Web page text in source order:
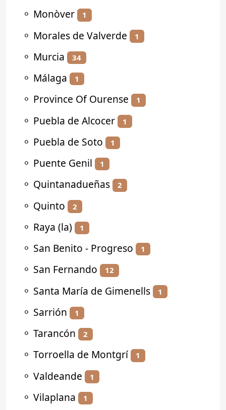
⚬ Monòver 1
⚬ Morales de Valverde 1
⚬ Murcia 34
⚬ Málaga 1
⚬ Province Of Ourense 1
⚬ Puebla de Alcocer 1
⚬ Puebla de Soto 1
⚬ Puente Genil 1
⚬ Quintanadueñas 2
⚬ Quinto 2
⚬ Raya (la) 1
⚬ San Benito - Progreso 1
⚬ San Fernando 12
⚬ Santa María de Gimenells 1
⚬ Sarrión 1
⚬ Tarancón 2
⚬ Torroella de Montgrí 1
⚬ Valdeande 1
⚬ Vilaplana 1